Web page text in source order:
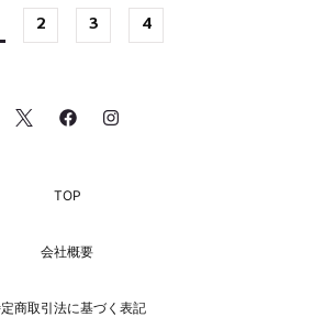
2 3 4
TOP
会社概要
商取引法に基づく表記